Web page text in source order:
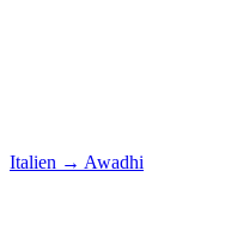
Italien → Awadhi